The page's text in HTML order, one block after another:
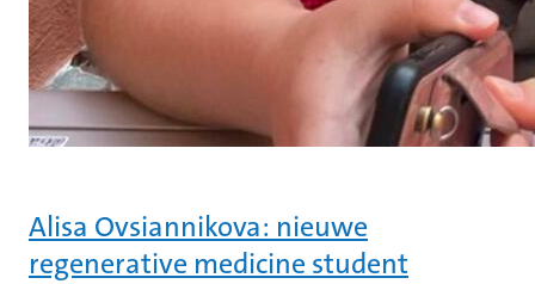
Alisa Ovsiannikova: nieuwe
regenerative medicine student